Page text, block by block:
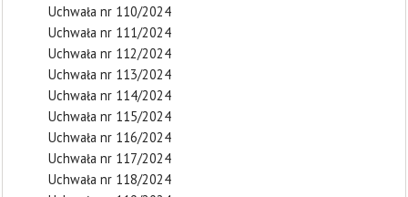
Uchwała nr 110/2024
Uchwała nr 111/2024
Uchwała nr 112/2024
Uchwała nr 113/2024
Uchwała nr 114/2024
Uchwała nr 115/2024
Uchwała nr 116/2024
Uchwała nr 117/2024
Uchwała nr 118/2024